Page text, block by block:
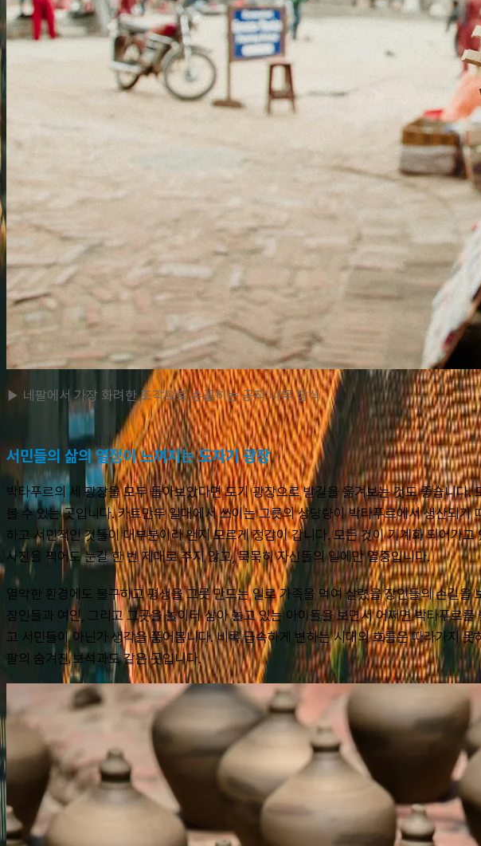
▶ 네팔에서 가장 화려한 조각으로 손꼽히는 공작 나무 장식
서민들의 삶의 열정이 느껴지는 도자기 광장
박타푸르의 세 광장을 모두 돌아보았다면 도기 광장으로 발길을 옮겨보는 것도 좋습니
볼 수 있는 곳입니다. 카트만두 일대에서 쓰이는 그릇의 상당량이 박타푸르에서 생산되
하고 서민적인 것들이 대부분이라 왠지 모르게 정감이 갑니다. 모든 것이 기계화 되어가
사진을 찍어도 눈길 한 번 제대로 주지 않고, 묵묵히 자신들의 일에만 열중입니다.
열악한 환경에도 불구하고 평생을 그릇 만드는 일로 가족을 먹여 살렸을 장인들의 손길
장인들과 여인, 그리고 그곳을 놀이터 삼아 놀고 있는 아이들을 보면서 어쩌면 박타푸르
고 서민들이 아닌가 생각을 품어봅니다. 비록 급속하게 변하는 시대의 흐름은 따라가지
팔의 숨겨진 보석과도 같은 곳입니다.